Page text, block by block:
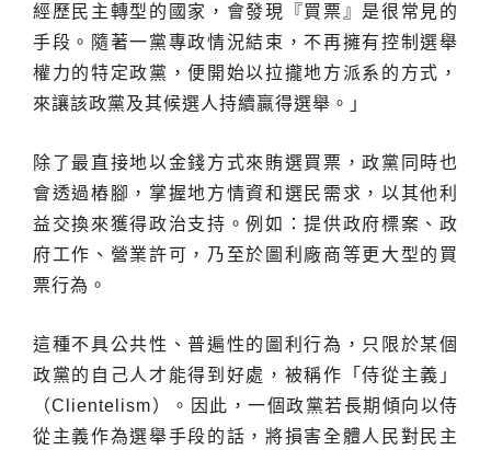
經歷民主轉型的國家，會發現『買票』是很常見的
手段。隨著一黨專政情況結束，不再擁有控制選舉
權力的特定政黨，便開始以拉攏地方派系的方式，
來讓該政黨及其候選人持續贏得選舉。」
除了最直接地以金錢方式來賄選買票，政黨同時也
會透過樁腳，掌握地方情資和選民需求，以其他利
益交換來獲得政治支持。例如：提供政府標案、政
府工作、營業許可，乃至於圖利廠商等更大型的買
票行為。
這種不具公共性、普遍性的圖利行為，只限於某個
政黨的自己人才能得到好處，被稱作「侍從主義」
（Clientelism）。因此，一個政黨若長期傾向以侍
從主義作為選舉手段的話，將損害全體人民對民主